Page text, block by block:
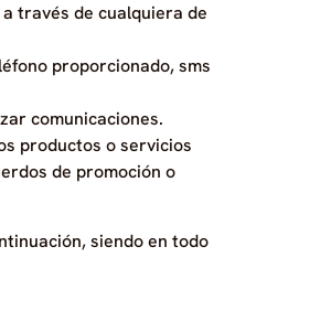
través de cualquiera de
proporcionado, sms
comunicaciones.
productos o servicios
de promoción o
siendo en todo